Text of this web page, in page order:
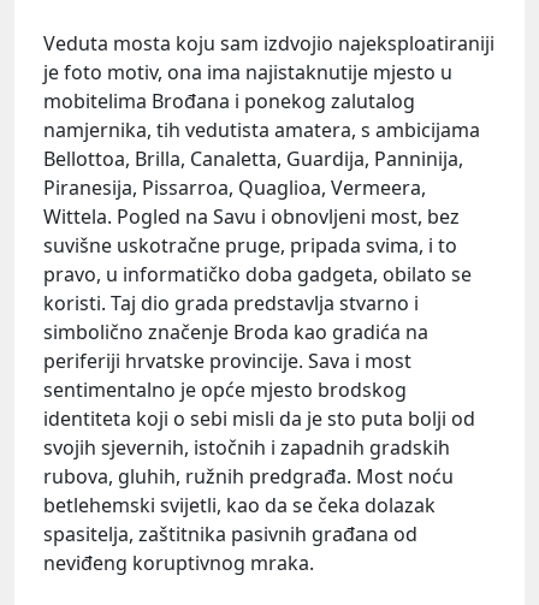
Veduta mosta koju sam izdvojio najeksploatiraniji
je foto motiv, ona ima najistaknutije mjesto u
mobitelima Brođana i ponekog zalutalog
namjernika, tih vedutista amatera, s ambicijama
Bellottoa, Brilla, Canaletta, Guardija, Panninija,
Piranesija, Pissarroa, Quaglioa, Vermeera,
Wittela. Pogled na Savu i obnovljeni most, bez
suvišne uskotračne pruge, pripada svima, i to
pravo, u informatičko doba gadgeta, obilato se
koristi. Taj dio grada predstavlja stvarno i
simbolično značenje Broda kao gradića na
periferiji hrvatske provincije. Sava i most
sentimentalno je opće mjesto brodskog
identiteta koji o sebi misli da je sto puta bolji od
svojih sjevernih, istočnih i zapadnih gradskih
rubova, gluhih, ružnih predgrađa. Most noću
betlehemski svijetli, kao da se čeka dolazak
spasitelja, zaštitnika pasivnih građana od
neviđeng koruptivnog mraka.